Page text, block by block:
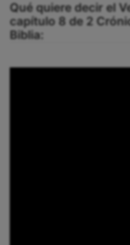
Qué quiere decir el
capítulo 8 de 2
Biblia: